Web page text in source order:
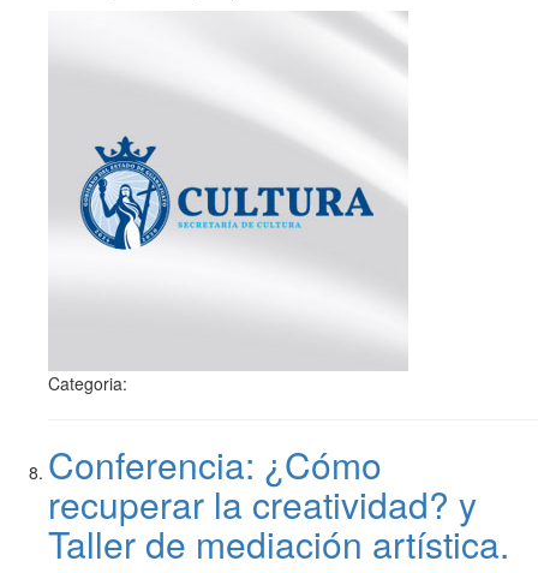
Categoria:
Conferencia: ¿Cómo
recuperar la creatividad? y
Taller de mediación artística.